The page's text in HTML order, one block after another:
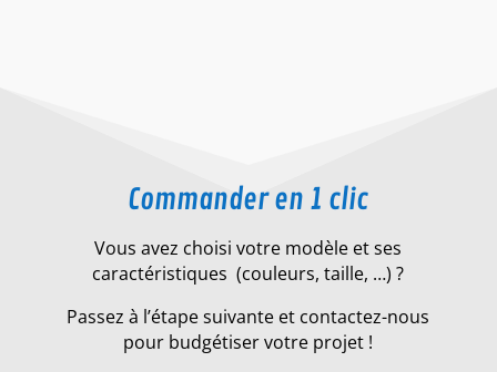
Commander en 1 clic
Vous avez choisi votre modèle et ses
caractéristiques (couleurs, taille, …) ?
Passez à l’étape suivante et contactez-nous
pour budgétiser votre projet !